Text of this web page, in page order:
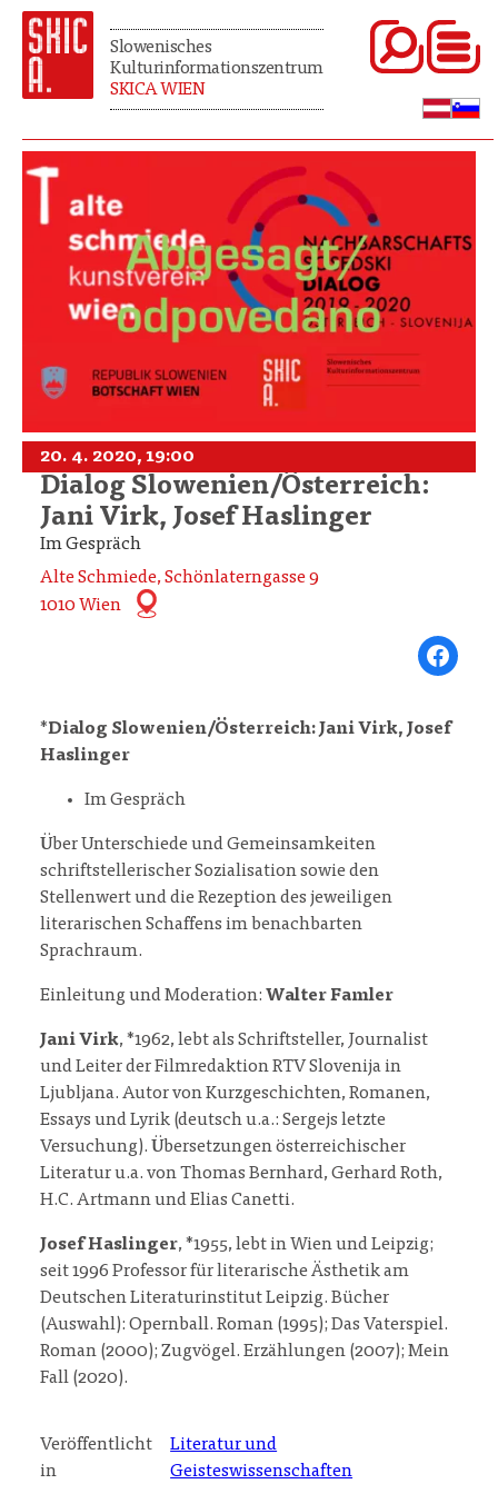
Slowenisches
Kulturinformationszentrum
SKICA WIEN
20. 4. 2020, 19:00
Dialog Slowenien/Österreich:
Jani Virk, Josef Haslinger
Im Gespräch
Alte Schmiede, Schönlaterngasse 9
1010 Wien
Share on
*Dialog Slowenien/Österreich: Jani Virk, Josef
Haslinger
Im Gespräch
Über Unterschiede und Gemeinsamkeiten
schriftstellerischer Sozialisation sowie den
Stellenwert und die Rezeption des jeweiligen
literarischen Schaffens im benachbarten
Sprachraum.
Einleitung und Moderation: Walter Famler
Jani Virk, *1962, lebt als Schriftsteller, Journalist
und Leiter der Filmredaktion RTV Slovenija in
Ljubljana. Autor von Kurzgeschichten, Romanen,
Essays und Lyrik (deutsch u.a.: Sergejs letzte
Versuchung). Übersetzungen österreichischer
Literatur u.a. von Thomas Bernhard, Gerhard Roth,
H.C. Artmann und Elias Canetti.
Josef Haslinger, *1955, lebt in Wien und Leipzig;
seit 1996 Professor für literarische Ästhetik am
Deutschen Literaturinstitut Leipzig. Bücher
(Auswahl): Opernball. Roman (1995); Das Vaterspiel.
Roman (2000); Zugvögel. Erzählungen (2007); Mein
Fall (2020).
Veröffentlicht
in
Literatur und
Geisteswissenschaften